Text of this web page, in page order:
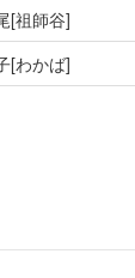
[祖師谷]
[わかば]